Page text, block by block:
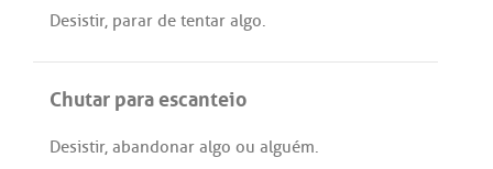
Desistir, parar de tentar algo.
Chutar para escanteio
Desistir, abandonar algo ou alguém.